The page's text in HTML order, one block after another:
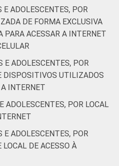
até 2 SM
99
Mais de 2
até 3 SM
Mais de 3
SM
100 0
Não tem
renda
Não sabe 99
ADOLESCENTES, POR
DE FORMA EXCLUSIVA
PARA ACESSAR A INTERNET
E ADOLESCENTES, POR
DISPOSITIVOS UTILIZADOS
INTERNET
ADOLESCENTES, POR LOCAL
E ADOLESCENTES, POR
LOCAL DE ACESSO À